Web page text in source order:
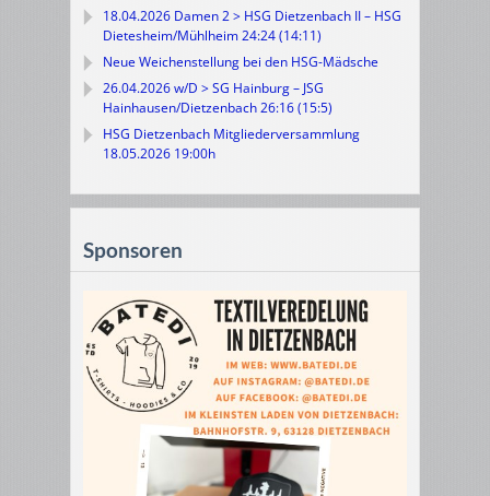
18.04.2026 Damen 2 > HSG Dietzenbach II – HSG
Dietesheim/Mühlheim 24:24 (14:11)
Neue Weichenstellung bei den HSG-Mädsche
26.04.2026 w/D > SG Hainburg – JSG
Hainhausen/Dietzenbach 26:16 (15:5)
HSG Dietzenbach Mitgliederversammlung
18.05.2026 19:00h
Sponsoren